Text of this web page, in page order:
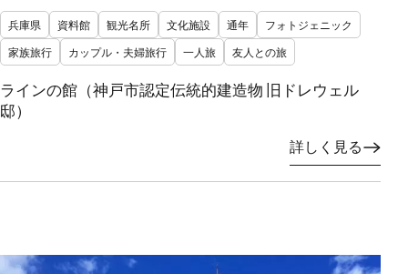
兵庫県 資料館 観光名所 文化施設 通年
フォトジェニック
家族旅行
カップル・夫婦旅行 一人旅 友人との旅
ラインの館（神戸市認定伝統的建造物 旧ドレウェル
邸）
詳しく見る